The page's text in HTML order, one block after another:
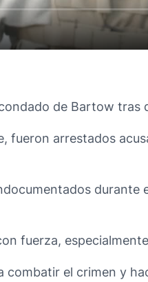
de Bartow tras
fueron arrestados
fuerza,
el crimen y